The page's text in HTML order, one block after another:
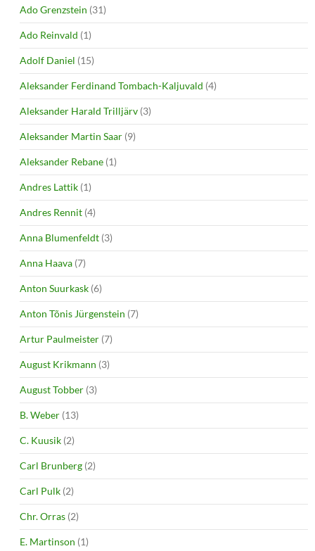
Ado Grenzstein (31)
Ado Reinvald (1)
Adolf Daniel (15)
Aleksander Ferdinand Tombach-Kaljuvald (4)
Aleksander Harald Trilljärv (3)
Aleksander Martin Saar (9)
Aleksander Rebane (1)
Andres Lattik (1)
Andres Rennit (4)
Anna Blumenfeldt (3)
Anna Haava (7)
Anton Suurkask (6)
Anton Tõnis Jürgenstein (7)
Artur Paulmeister (7)
August Krikmann (3)
August Tobber (3)
B. Weber (13)
C. Kuusik (2)
Carl Brunberg (2)
Carl Pulk (2)
Chr. Orras (2)
E. Martinson (1)